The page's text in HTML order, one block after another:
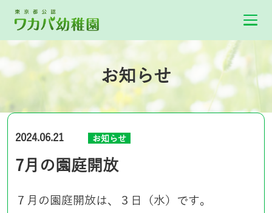
お知らせ
2024.06.21 お知らせ
7月の園庭開放
７月の園庭開放は、３日（水）です。